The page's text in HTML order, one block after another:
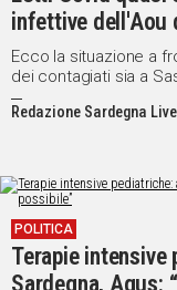
infettive dell'Aou
Ecco la situazione a
dei contagiati sia a
Redazione Sardegna Live
POLITICA
Terapie
Sardegna, Agus: